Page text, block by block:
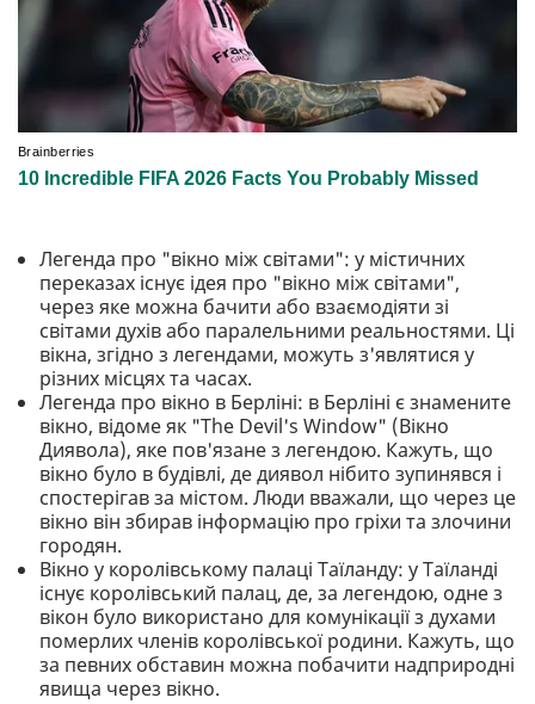
Легенда про "вікно між світами": у містичних
переказах існує ідея про "вікно між світами",
через яке можна бачити або взаємодіяти зі
світами духів або паралельними реальностями. Ці
вікна, згідно з легендами, можуть з'являтися у
різних місцях та часах.
Легенда про вікно в Берліні: в Берліні є знамените
вікно, відоме як "The Devil's Window" (Вікно
Диявола), яке пов'язане з легендою. Кажуть, що
вікно було в будівлі, де диявол нібито зупинявся і
спостерігав за містом. Люди вважали, що через це
вікно він збирав інформацію про гріхи та злочини
городян.
Вікно у королівському палаці Таїланду: у Таїланді
існує королівський палац, де, за легендою, одне з
вікон було використано для комунікації з духами
померлих членів королівської родини. Кажуть, що
за певних обставин можна побачити надприродні
явища через вікно.